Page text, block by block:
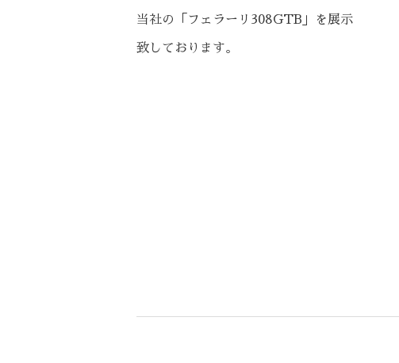
当社の「フェラーリ308GTB」を展示
致しております。